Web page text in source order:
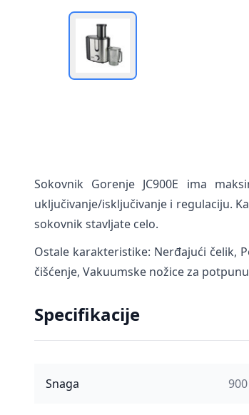
Sokovnik Gorenje JC900E ima
uključivanje/isključivanje i regulaciju.
sokovnik stavljate celo.
Ostale karakteristike: Nerđajući čelik,
čišćenje, Vakuumske nožice za
Specifikacije
Snaga